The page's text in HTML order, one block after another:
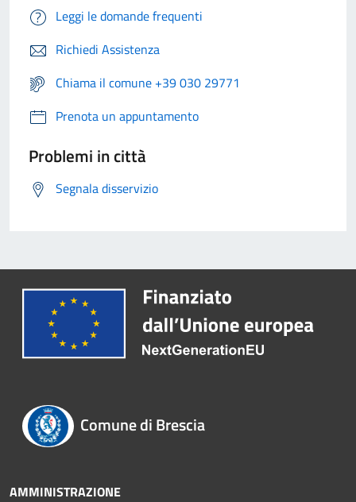
Leggi le domande frequenti
Richiedi Assistenza
Chiama il comune +39 030 29771
Prenota un appuntamento
Problemi in città
Segnala disservizio
Comune di Brescia
AMMINISTRAZIONE